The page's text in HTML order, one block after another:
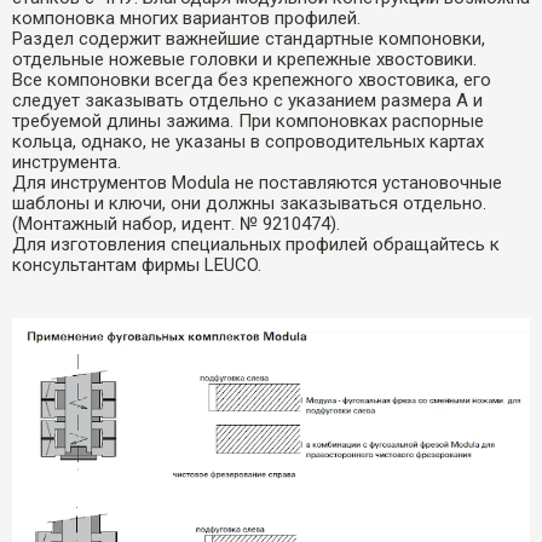
компоновка многих вариантов профилей.
Раздел содержит важнейшие стандартные компоновки,
отдельные ножевые головки и крепежные хвостовики.
Все компоновки всегда без крепежного хвостовика, его
следует заказывать отдельно с указанием размера А и
требуемой длины зажима. При компоновках распорные
кольца, однако, не указаны в сопроводительных картах
инструмента.
Для инструментов Modula не поставляются установочные
шаблоны и ключи, они должны заказываться отдельно.
(Монтажный набор, идент. № 9210474).
Для изготовления специальных профилей обращайтесь к
консультантам фирмы LEUCO.